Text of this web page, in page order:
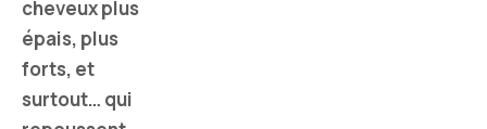
cheveux plus
épais, plus
forts, et
surtout… qui